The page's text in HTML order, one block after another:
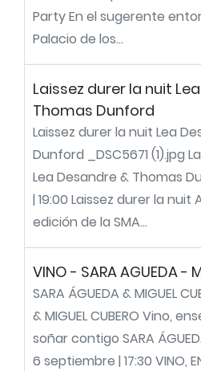
Party En el sugerente
Palacio de los...
Laissez durer la nuit
Thomas Dunford
Laissez durer la nuit Lea
Dunford _DSC5671 (1).jpg
Lea Desandre & Thomas
| 19:00 Laissez durer la nuit
edición de la SMA...
VINO - SARA AGUEDA -
SARA ÁGUEDA & MIGUEL
& MIGUEL CUBERO Vino,
soñar contigo SARA
6 septiembre | 17:30 VINO,